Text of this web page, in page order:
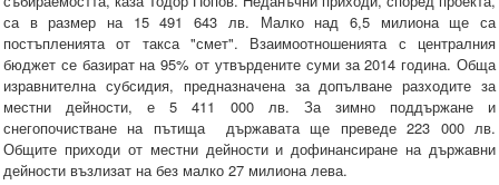
са в размер на 15 491 643 лв. Малко над 6,5 милиона ще са
постъпленията от такса "смет". Взаимоотношенията с централния
бюджет се базират на 95% от утвърдените суми за 2014 година. Обща
изравнителна субсидия, предназначена за допълване разходите за
местни дейности, е 5 411 000 лв. За зимно поддържане и
снегопочистване на пътища държавата ще преведе 223 000 лв.
Общите приходи от местни дейности и дофинансиране на държавни
дейности възлизат на без малко 27 милиона лева.